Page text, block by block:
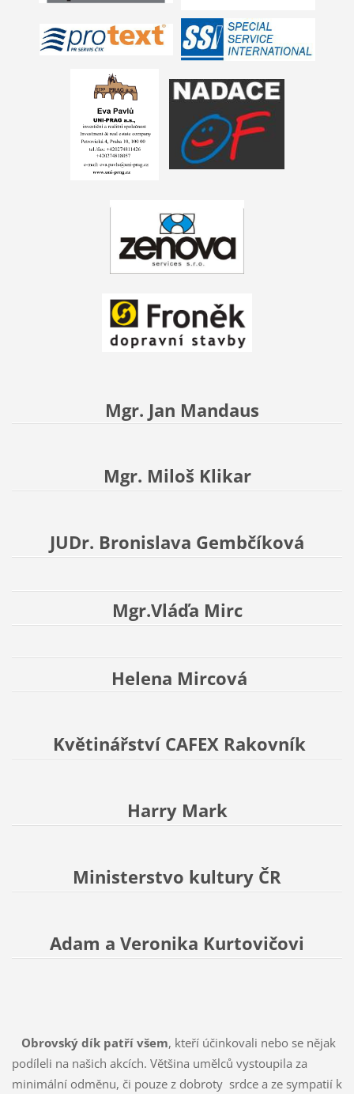
Mgr. Jan Mandaus
Mgr. Miloš Klikar
JUDr. Bronislava Gembčíková
Mgr.Vláďa Mirc
Helena Mircová
Květinářství CAFEX Rakovník
Harry Mark
Ministerstvo kultury ČR
Adam a Veronika Kurtovičovi
Obrovský dík patří všem, kteří účinkovali nebo se nějak
podíleli na našich akcích. Většina umělců vystoupila za
minimální odměnu, či pouze z dobroty srdce a ze sympatií k